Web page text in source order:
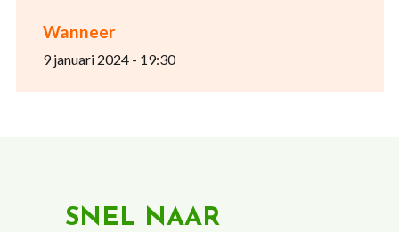
Wanneer
9 januari 2024 - 19:30
SNEL NAAR